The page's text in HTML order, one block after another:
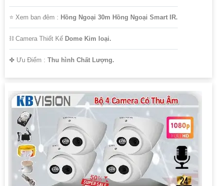
⭐ Xem ban đêm : Hồng Ngoại 30m Hồng Ngoại Smart IR.
⛓ Camera Thiết Kế Dome Kim loại.
️✤ Ưu Điểm : Thu hình Chất Lượng.